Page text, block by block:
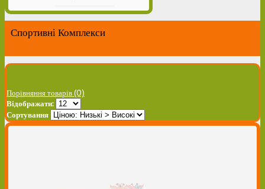
Спортивні Комплекси
Порівняння товарів (0)
Відображати:
Сортування